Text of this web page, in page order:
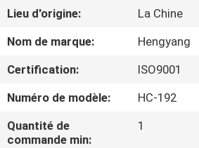
SUJET
DE
NOUS
VISITE
D'USINE
Lieu d'origine:
La Chine
Nom de marque:
Hengyang
Certification:
ISO9001
Numéro de modèle:
HC-192
Quantité de
commande min:
1